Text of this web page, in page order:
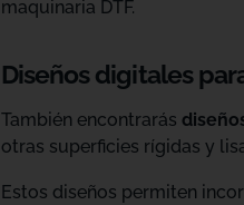
maquinaria DTF.
Diseños digitales
También encontrarás
otras superficies rígidas y
Estos diseños permiten